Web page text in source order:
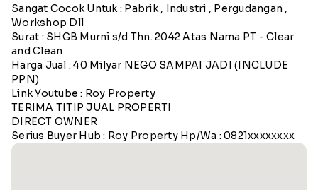
Sangat Cocok Untuk : Pabrik , Industri , Pergudangan ,
Workshop Dll
Surat : SHGB Murni s/d Thn. 2042 Atas Nama PT - Clear
and Clean
Harga Jual : 40 Milyar NEGO SAMPAI JADI (INCLUDE
PPN)
Link Youtube : Roy Property
TERIMA TITIP JUAL PROPERTI
DIRECT OWNER
Serius Buyer Hub : Roy Property Hp/Wa : 0821xxxxxxxx